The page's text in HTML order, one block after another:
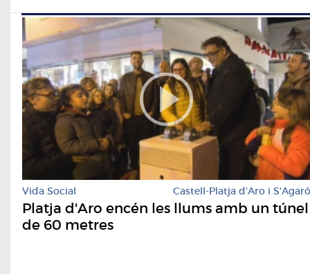
Vida Social Castell-Platja d'Aro i S'Agaró
Platja d'Aro encén les llums amb un túnel
de 60 metres